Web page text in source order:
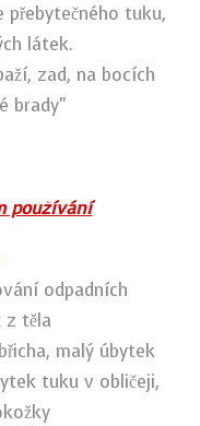
přebytečného tuku,
látek.
zad, na bocích
brady"
používání
odpadních
z těla
malý úbytek
tuku v obličeji,